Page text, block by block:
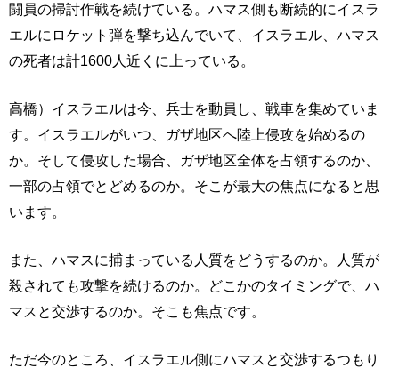
闘員の掃討作戦を続けている。ハマス側も断続的にイスラ
エルにロケット弾を撃ち込んでいて、イスラエル、ハマス
の死者は計1600人近くに上っている。
高橋）イスラエルは今、兵士を動員し、戦車を集めていま
す。イスラエルがいつ、ガザ地区へ陸上侵攻を始めるの
か。そして侵攻した場合、ガザ地区全体を占領するのか、
一部の占領でとどめるのか。そこが最大の焦点になると思
います。
また、ハマスに捕まっている人質をどうするのか。人質が
殺されても攻撃を続けるのか。どこかのタイミングで、ハ
マスと交渉するのか。そこも焦点です。
ただ今のところ、イスラエル側にハマスと交渉するつもり